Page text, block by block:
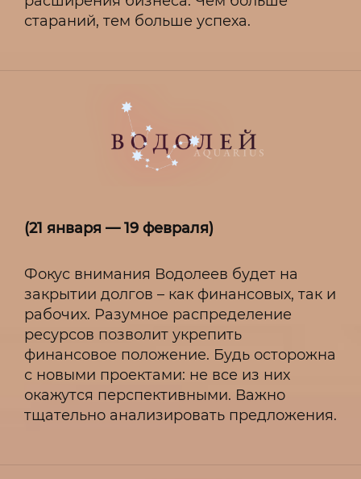
стараний, тем больше успеха.
(21 января — 19 февраля)
Фокус внимания Водолеев будет на
закрытии долгов – как финансовых, так и
рабочих. Разумное распределение
ресурсов позволит укрепить
финансовое положение. Будь осторожна
с новыми проектами: не все из них
окажутся перспективными. Важно
тщательно анализировать предложения.